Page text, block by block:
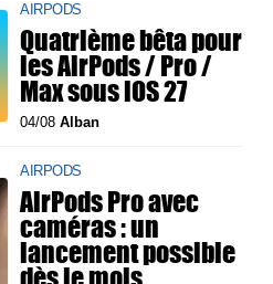
AIRPODS
Quatrième bêta pour
les AirPods / Pro /
Max sous iOS 27
04/08Alban
AIRPODS
AirPods Pro avec
caméras : un
lancement possible